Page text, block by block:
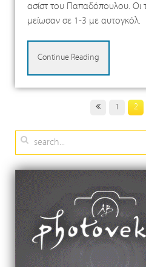
ασίστ του Παπαδόπουλου. Οι
μείωσαν σε 1-3 με αυτογκόλ.
Continue Reading
1 2